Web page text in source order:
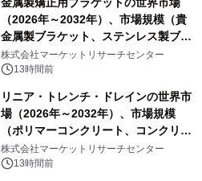
金属製矯正用ブラケットの世界市場
（2026年～2032年）、市場規模（貴
金属製ブラケット、ステンレス製ブラ
ケット、純チタン製ブラケット）・分
析レポートを発表
株式会社マーケットリサーチセンター
13時間前
リニア・トレンチ・ドレインの世界市
場（2026年～2032年）、市場規模
（ポリマーコンクリート、コンクリー
ト、プラスチック、金属）・分析レポ
ートを発表
株式会社マーケットリサーチセンター
13時間前